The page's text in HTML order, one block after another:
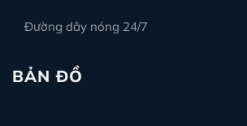
Đường dây nóng 24/7
BẢN ĐỒ